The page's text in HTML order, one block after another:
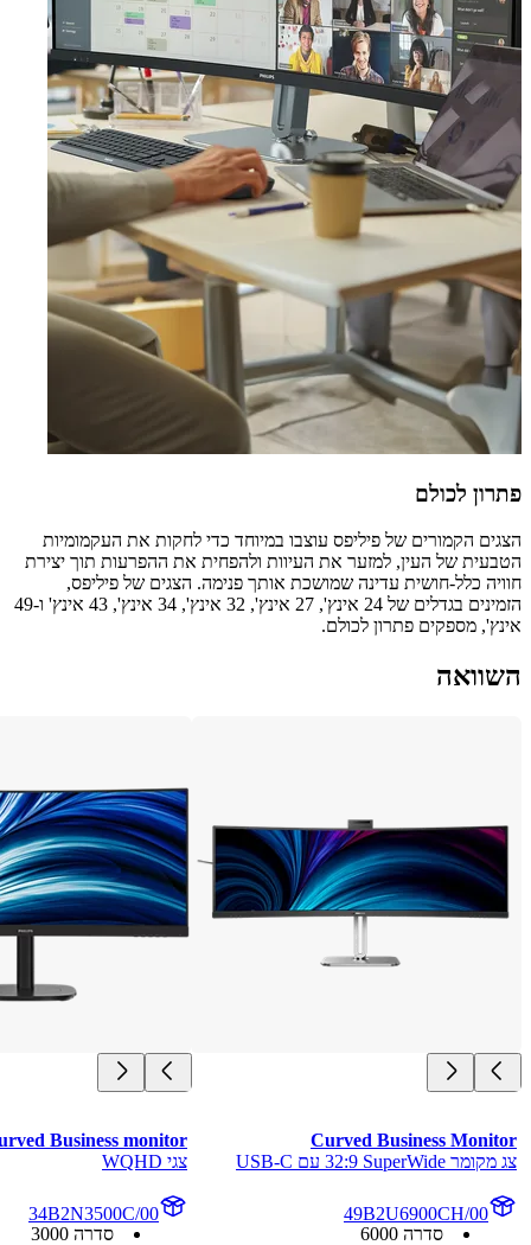
צג LCD מקומר עם Ultra Wide-Color
248E9QHSB/01
סדרה E
Monitor
צגי LCD
00
סדרה 5000